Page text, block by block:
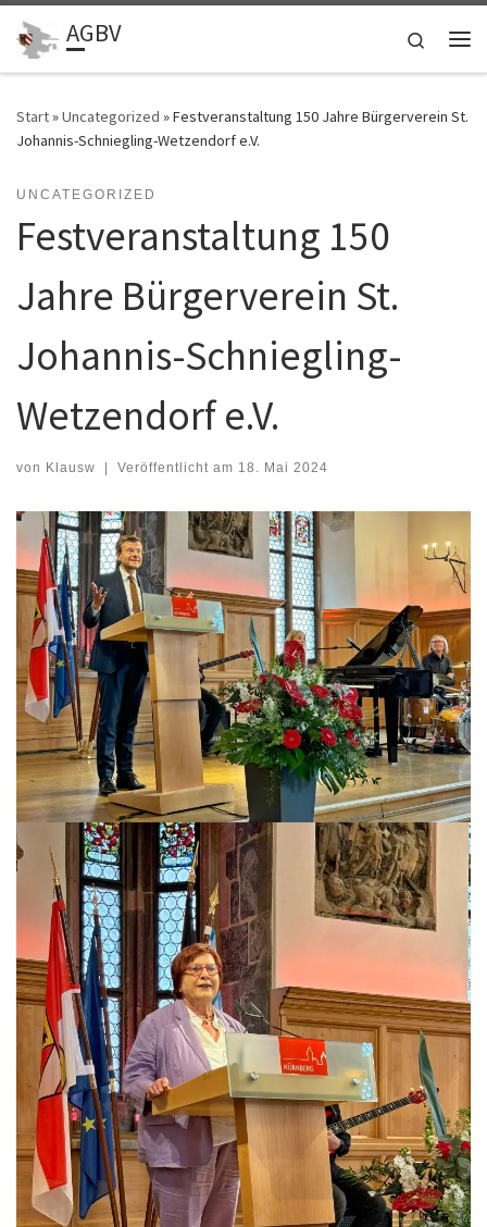
Zum Inhalt springen
AGBV
Search
Start»Uncategorized »Festveranstaltung 150 Jahre Bürgerverein St.
Johannis-Schniegling-Wetzendorf e.V.
UNCATEGORIZED
Festveranstaltung 150
Jahre Bürgerverein St.
Johannis-Schniegling-
Wetzendorf e.V.
von Klausw | Veröffentlicht am 18. Mai 2024